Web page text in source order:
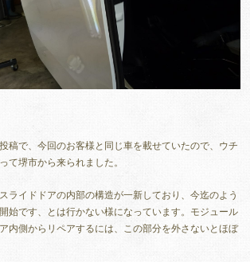
稿で、今回のお客様と同じ車を載せていたので、ウチ
て堺市から来られました。
ライドドアの内部の構造が一新しており、今迄のよう
始です、とは行かない様になっています。モジュール
内側からリペアするには、この部分を外さないとほぼ